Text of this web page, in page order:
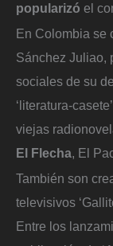
popularizó el
En Colombia se
Sánchez Juliao,
sociales de su
‘literatura-
viejas
El Flecha, El
También son
televisivos
Entre los